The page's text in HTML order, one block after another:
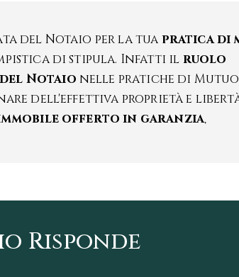
del Notaio per la tua pratica di
di stipula. Infatti il ruolo
Notaio nelle pratiche di
dell'effettiva proprietà e
offerto in garanzia,
Risponde